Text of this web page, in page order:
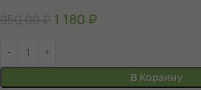
950,00₽ 1 180 ₽
В Корзину